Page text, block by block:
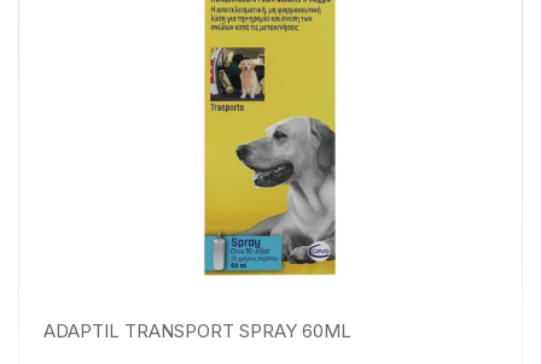
ADAPTIL TRANSPORT SPRAY 60ML